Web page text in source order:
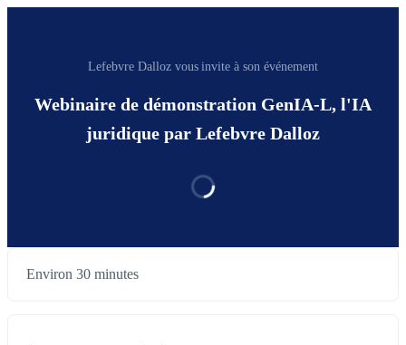
Lefebvre Dalloz vous invite à son événement
Webinaire de démonstration GenIA-L, l'IA
juridique par Lefebvre Dalloz
Environ 30 minutes